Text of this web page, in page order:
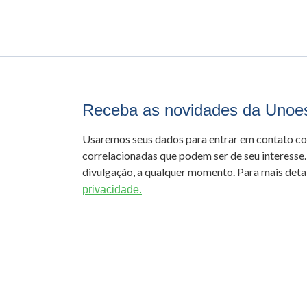
Receba as novidades da
Usaremos seus dados para entrar em contato
correlacionadas que podem ser de seu
divulgação, a qualquer momento. Para mais
privacidade.